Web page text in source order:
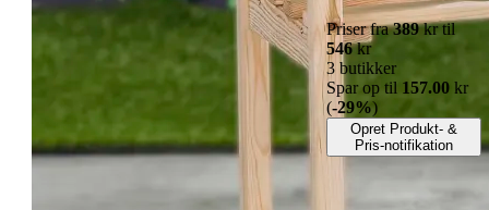
Priser fra389kr til
546kr
3 butikker
Spar op til 157.00 kr
(-29%)
Opret Produkt- &
Pris-notifikation